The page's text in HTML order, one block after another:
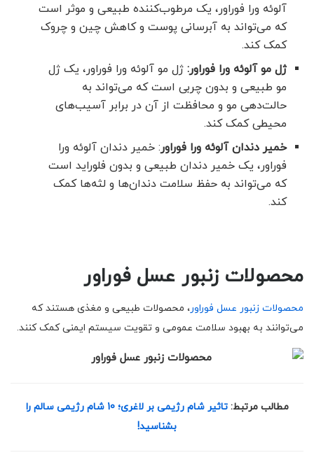
آلوئه ورا فوراور، یک مرطوب‌کننده طبیعی و موثر است
که می‌تواند به آبرسانی پوست و کاهش چین و چروک
کمک کند.
ژل مو آلوئه ورا فوراور: ژل مو آلوئه ورا فوراور، یک ژل
مو طبیعی و بدون چربی است که می‌تواند به
حالت‌دهی مو و محافظت از آن در برابر آسیب‌های
محیطی کمک کند.
خمیر دندان آلوئه ورا فوراور: خمیر دندان آلوئه ورا
فوراور، یک خمیر دندان طبیعی و بدون فلوراید است
که می‌تواند به حفظ سلامت دندان‌ها و لثه‌ها کمک
کند.
محصولات زنبور عسل فوراور
محصولات زنبور عسل فوراور، محصولات طبیعی و مغذی هستند که
می‌توانند به بهبود سلامت عمومی و تقویت سیستم ایمنی کمک کنند.
مطالب مرتبط:
تاثیر شام رژیمی بر لاغری؛ 10 شام رژیمی سالم را
بشناسید!